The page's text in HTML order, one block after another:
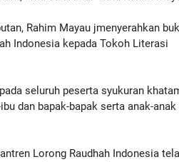
Rahim Mayau jmenyerahkan
Indonesia kepada Tokoh Literasi
seluruh peserta syukuran
dan bapak-bapak serta anak-anak
Lorong Raudhah Indonesia